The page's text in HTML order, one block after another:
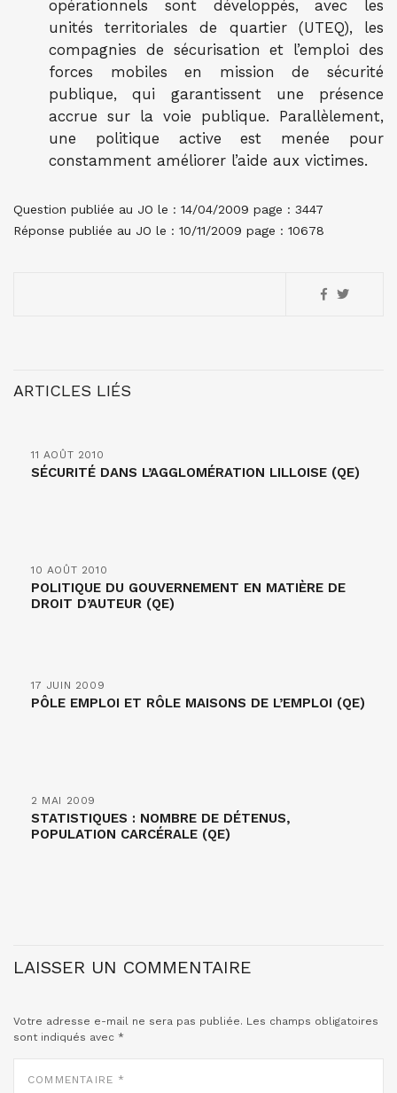
opérationnels sont développés, avec les
unités territoriales de quartier (UTEQ), les
compagnies de sécurisation et l’emploi des
forces mobiles en mission de sécurité
publique, qui garantissent une présence
accrue sur la voie publique. Parallèlement,
une politique active est menée pour
constamment améliorer l’aide aux victimes.
Question publiée au JO le : 14/04/2009 page : 3447
Réponse publiée au JO le : 10/11/2009 page : 10678
ARTICLES LIÉS
11 AOÛT 2010
SÉCURITÉ DANS L’AGGLOMÉRATION LILLOISE (QE)
10 AOÛT 2010
POLITIQUE DU GOUVERNEMENT EN MATIÈRE DE
DROIT D’AUTEUR (QE)
17 JUIN 2009
PÔLE EMPLOI ET RÔLE MAISONS DE L’EMPLOI (QE)
2 MAI 2009
STATISTIQUES : NOMBRE DE DÉTENUS,
POPULATION CARCÉRALE (QE)
LAISSER UN COMMENTAIRE
Votre adresse e-mail ne sera pas publiée. Les champs obligatoires
sont indiqués avec *